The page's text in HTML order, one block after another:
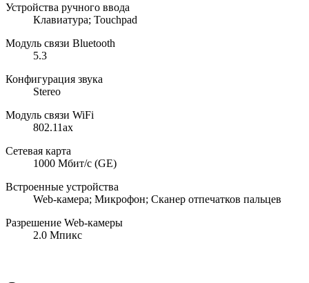
Устройства ручного ввода
Клавиатура; Touchpad
Модуль связи Bluetooth
5.3
Конфигурация звука
Stereo
Модуль связи WiFi
802.11ax
Сетевая карта
1000 Мбит/с (GE)
Встроенные устройства
Web-камера; Микрофон; Сканер отпечатков пальцев
Разрешение Web-камеры
2.0 Мпикс